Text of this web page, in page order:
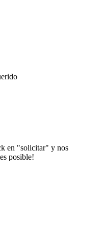
en "solicitar" y nos
posible!